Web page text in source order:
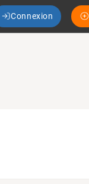
Connexion